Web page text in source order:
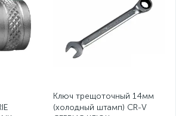
Ключ трещоточный 14мм
(холодный штамп) CR-V